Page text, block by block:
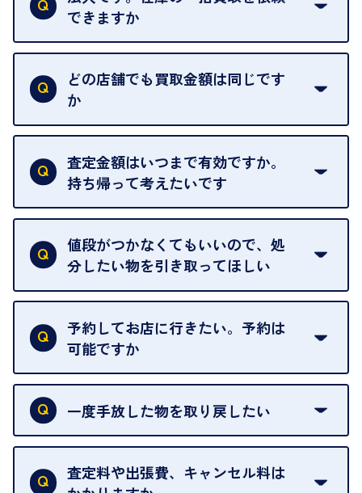
できますか
はい。喜んで承ります。出張買取をご利用くださ
い。
ご指定の場所にお伺いします。
どの店舗でも買取金額は同じです
か
はい。全店舗一律です。
ただし、中古市場は日々変動するため、査定した日
によって査定額が変わることはございます。
査定金額はいつまで有効ですか。
持ち帰って考えたいです
査定額は当日限り有効です。
中古市場が日々変動するため、翌日には査定額が変
わることがございます。
値段がつかなくてもいいので、処
分したい物を引き取ってほしい
再販不可能な物は、場合によってはお断りすること
がございます。ご了承ください。
予約してお店に行きたい。予約は
可能ですか
申し訳ありませんが、現在はご来店の予約は承って
おりません。
を整えておりますので、お好きな時にお越しくださ
い。
一度手放した物を取り戻したい
当店は質店ではありませんので、買い取ったお品物
は基本的に販売へと回されます。買い戻しはできま
せんので、ご了承ください。
査定料や出張費、キャンセル料は